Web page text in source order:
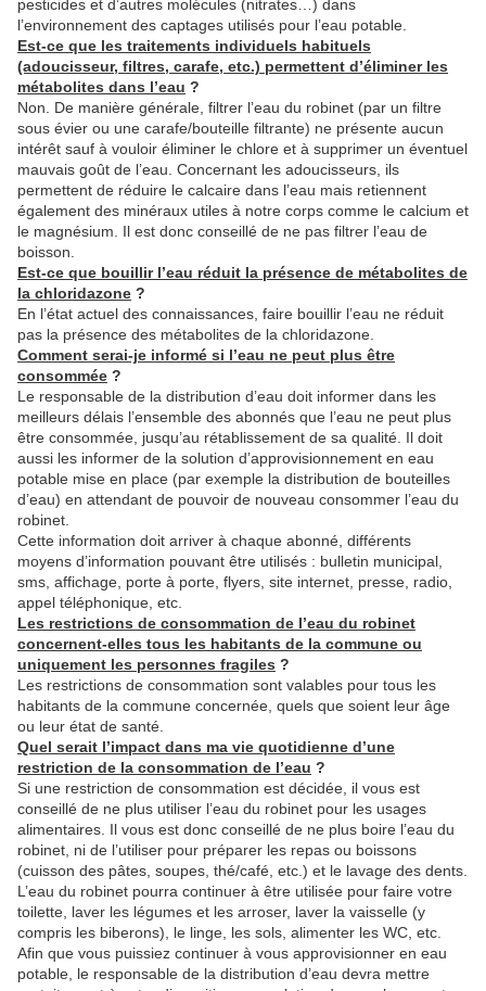
pesticides et d’autres molécules (nitrates…) dans
l’environnement des captages utilisés pour l’eau potable.
Est-ce que les traitements individuels habituels
(adoucisseur, filtres, carafe, etc.) permettent d’éliminer les
métabolites dans l’eau ?
Non. De manière générale, filtrer l’eau du robinet (par un filtre
sous évier ou une carafe/bouteille filtrante) ne présente aucun
intérêt sauf à vouloir éliminer le chlore et à supprimer un éventuel
mauvais goût de l’eau. Concernant les adoucisseurs, ils
permettent de réduire le calcaire dans l’eau mais retiennent
également des minéraux utiles à notre corps comme le calcium et
le magnésium. Il est donc conseillé de ne pas filtrer l’eau de
boisson.
Est-ce que bouillir l’eau réduit la présence de métabolites de
la chloridazone ?
En l’état actuel des connaissances, faire bouillir l’eau ne réduit
pas la présence des métabolites de la chloridazone.
Comment serai-je informé si l’eau ne peut plus être
consommée ?
Le responsable de la distribution d’eau doit informer dans les
meilleurs délais l’ensemble des abonnés que l’eau ne peut plus
être consommée, jusqu’au rétablissement de sa qualité. Il doit
aussi les informer de la solution d’approvisionnement en eau
potable mise en place (par exemple la distribution de bouteilles
d’eau) en attendant de pouvoir de nouveau consommer l’eau du
robinet.
Cette information doit arriver à chaque abonné, différents
moyens d’information pouvant être utilisés : bulletin municipal,
sms, affichage, porte à porte, flyers, site internet, presse, radio,
appel téléphonique, etc.
Les restrictions de consommation de l’eau du robinet
concernent-elles tous les habitants de la commune ou
uniquement les personnes fragiles ?
Les restrictions de consommation sont valables pour tous les
habitants de la commune concernée, quels que soient leur âge
ou leur état de santé.
Quel serait l’impact dans ma vie quotidienne d’une
restriction de la consommation de l’eau ?
Si une restriction de consommation est décidée, il vous est
conseillé de ne plus utiliser l’eau du robinet pour les usages
alimentaires. Il vous est donc conseillé de ne plus boire l’eau du
robinet, ni de l’utiliser pour préparer les repas ou boissons
(cuisson des pâtes, soupes, thé/café, etc.) et le lavage des dents.
L’eau du robinet pourra continuer à être utilisée pour faire votre
toilette, laver les légumes et les arroser, laver la vaisselle (y
compris les biberons), le linge, les sols, alimenter les WC, etc.
Afin que vous puissiez continuer à vous approvisionner en eau
potable, le responsable de la distribution d’eau devra mettre